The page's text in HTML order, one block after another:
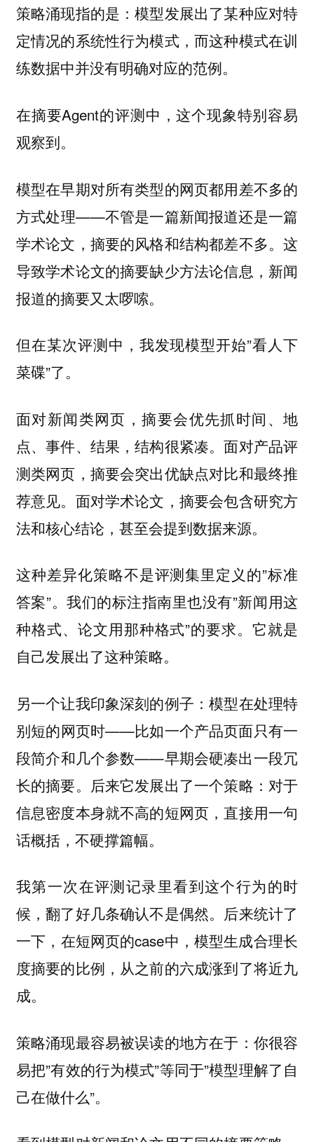
策略涌现指的是：模型发展出了某种应对特
定情况的系统性行为模式，而这种模式在训
练数据中并没有明确对应的范例。
在摘要Agent的评测中，这个现象特别容易
观察到。
模型在早期对所有类型的网页都用差不多的
方式处理——不管是一篇新闻报道还是一篇
学术论文，摘要的风格和结构都差不多。这
导致学术论文的摘要缺少方法论信息，新闻
报道的摘要又太啰嗦。
但在某次评测中，我发现模型开始”看人下
菜碟”了。
面对新闻类网页，摘要会优先抓时间、地
点、事件、结果，结构很紧凑。面对产品评
测类网页，摘要会突出优缺点对比和最终推
荐意见。面对学术论文，摘要会包含研究方
法和核心结论，甚至会提到数据来源。
这种差异化策略不是评测集里定义的”标准
答案”。我们的标注指南里也没有”新闻用这
种格式、论文用那种格式”的要求。它就是
自己发展出了这种策略。
另一个让我印象深刻的例子：模型在处理特
别短的网页时——比如一个产品页面只有一
段简介和几个参数——早期会硬凑出一段冗
长的摘要。后来它发展出了一个策略：对于
信息密度本身就不高的短网页，直接用一句
话概括，不硬撑篇幅。
我第一次在评测记录里看到这个行为的时
候，翻了好几条确认不是偶然。后来统计了
一下，在短网页的case中，模型生成合理长
度摘要的比例，从之前的六成涨到了将近九
成。
策略涌现最容易被误读的地方在于：你很容
易把”有效的行为模式”等同于”模型理解了自
己在做什么”。